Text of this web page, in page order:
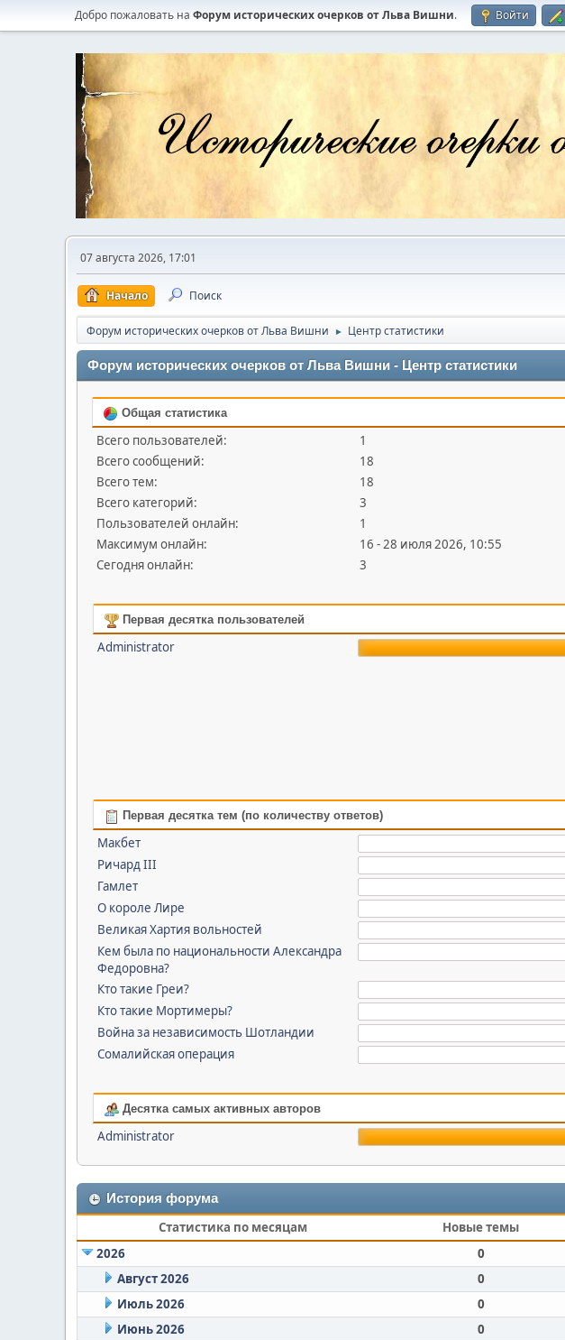
Добро пожаловать на Форум исторических очерков от Льва Вишни. Войти
07 августа 2026, 17:01
Начало Поиск
Форум исторических очерков от Льва Вишни ► Центр статистики
Форум исторических очерков от Льва Вишни - Центр статистики
Общая статистика
Всего пользователей:
1
Всего сообщений:
18
Всего тем:
18
Всего категорий:
3
Пользователей онлайн:
1
Максимум онлайн:
16 - 28 июля 2026, 10:55
Сегодня онлайн:
3
Первая десятка пользователей
Administrator
Первая десятка тем (по количеству ответов)
Макбет
Ричард III
Гамлет
О короле Лире
Великая Хартия вольностей
Кем была по национальности Александра
Федоровна?
Кто такие Греи?
Кто такие Мортимеры?
Война за независимость Шотландии
Сомалийская операция
Десятка самых активных авторов
Administrator
История форума
Статистика по месяцам Новые темы
2026
0
Август 2026
0
Июль 2026
0
Июнь 2026
0